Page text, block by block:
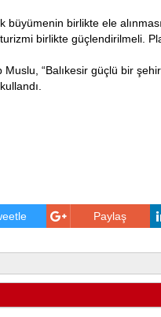
birlikte ele
turizmi birlikte güçlendirilmeli.
Muslu, “Balıkesir güçlü bir
Paylaş